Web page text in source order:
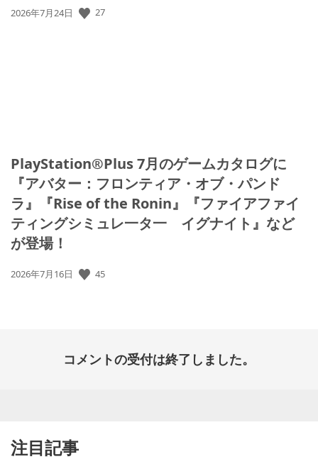
公
2026年7月24日 27
PlayStation®Plus 7月のゲームカタログに
『アバター：フロンティア・オブ・パンド
ラ』『Rise of the Ronin』『ファイアファイ
ティングシミュレ一タ一 イグナイト』など
が登場！
公
2026年7月16日 45
コメントの受付は終了しました。
注目記事